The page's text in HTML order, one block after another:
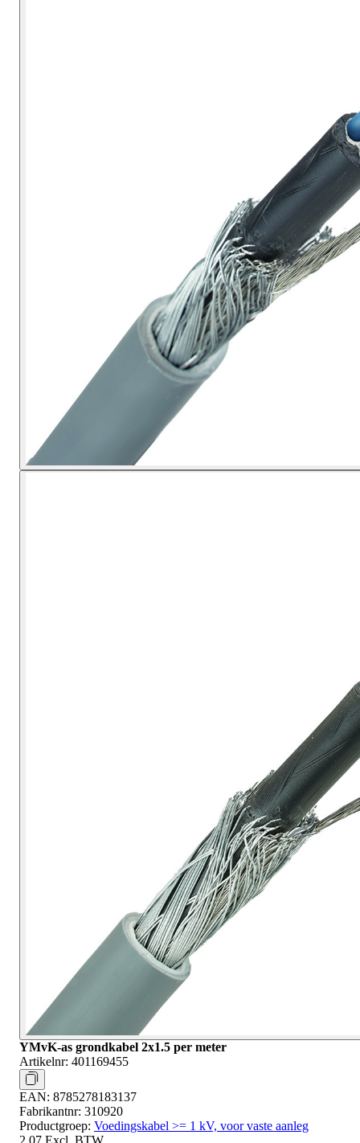
YMvK-as grondkabel 2x1.5 per meter
Artikelnr: 401169455
EAN: 8785278183137
Fabrikantnr: 310920
Productgroep: Voedingskabel >= 1 kV, voor vaste aanleg
2,07 Excl. BTW